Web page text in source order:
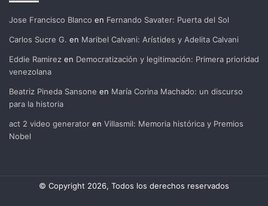
Jose Francisco Blanco en Fernando Savater: Puerta del Sol
Carlos Sucre G. en Maribel Calvani: Arístides y Adelita Calvani
Eddie Ramirez en Democratización y legitimación: Primera prioridad
venezolana
Beatriz Pineda Sansone en María Corina Machado: un discurso
para la historia
act 2 video generator en Villasmil: Memoria histórica y Premios
Nobel
© Copyright 2026, Todos los derechos reservados